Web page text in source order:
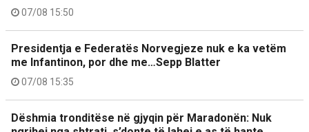
07/08 15:50
Presidentja e Federatës Norvegjeze nuk e ka vetëm
me Infantinon, por dhe me…Sepp Blatter
07/08 15:35
Dëshmia tronditëse në gjyqin për Maradonën: Nuk